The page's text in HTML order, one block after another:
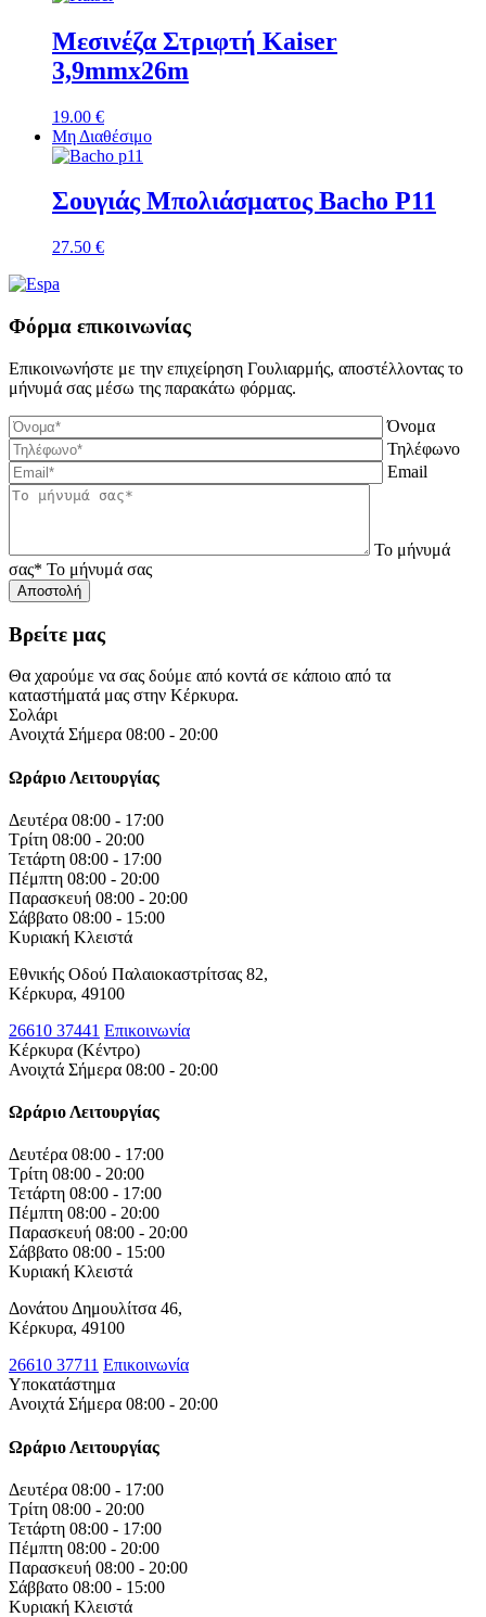
Μεσινέζα Στριφτή Kaiser
3,9mmx26m
19.00 €
Μη Διαθέσιμο
Σουγιάς Μπολιάσματος Bacho P11
27.50 €
Φόρμα επικοινωνίας
Επικοινωνήστε με την επιχείρηση Γουλιαρμής, αποστέλλοντας το
μήνυμά σας μέσω της παρακάτω φόρμας.
Όνομα
Τηλέφωνο
Email
Το μήνυμά
σας* Το μήνυμά σας
Βρείτε μας
Θα χαρούμε να σας δούμε από κοντά σε κάποιο από τα
καταστήματά μας στην Κέρκυρα.
Σολάρι
Ανοιχτά Σήμερα 08:00 - 20:00
Ωράριο Λειτουργίας
Δευτέρα 08:00 - 17:00
Τρίτη 08:00 - 20:00
Τετάρτη 08:00 - 17:00
Πέμπτη 08:00 - 20:00
Παρασκευή 08:00 - 20:00
Σάββατο 08:00 - 15:00
Κυριακή Κλειστά
Εθνικής Οδού Παλαιοκαστρίτσας 82,
Κέρκυρα, 49100
26610 37441 Επικοινωνία
Κέρκυρα (Κέντρο)
Ανοιχτά Σήμερα 08:00 - 20:00
Ωράριο Λειτουργίας
Δευτέρα 08:00 - 17:00
Τρίτη 08:00 - 20:00
Τετάρτη 08:00 - 17:00
Πέμπτη 08:00 - 20:00
Παρασκευή 08:00 - 20:00
Σάββατο 08:00 - 15:00
Κυριακή Κλειστά
Δονάτου Δημουλίτσα 46,
Κέρκυρα, 49100
26610 37711 Επικοινωνία
Υποκατάστημα
Ανοιχτά Σήμερα 08:00 - 20:00
Ωράριο Λειτουργίας
Δευτέρα 08:00 - 17:00
Τρίτη 08:00 - 20:00
Τετάρτη 08:00 - 17:00
Πέμπτη 08:00 - 20:00
Παρασκευή 08:00 - 20:00
Σάββατο 08:00 - 15:00
Κυριακή Κλειστά